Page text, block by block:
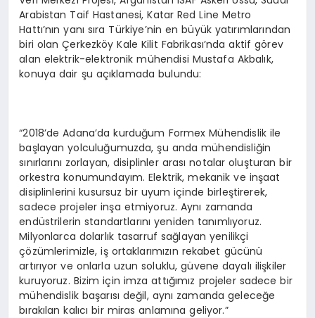
Arabistan Taif Hastanesi, Katar Red Line Metro
Hattı’nın yanı sıra Türkiye’nin en büyük yatırımlarından
biri olan Çerkezköy Kale Kilit Fabrikası’nda aktif görev
alan elektrik-elektronik mühendisi Mustafa Akbalık,
konuya dair şu açıklamada bulundu:
“2018’de Adana’da kurduğum Formex Mühendislik ile
başlayan yolculuğumuzda, şu anda mühendisliğin
sınırlarını zorlayan, disiplinler arası notalar oluşturan bir
orkestra konumundayım. Elektrik, mekanik ve inşaat
disiplinlerini kusursuz bir uyum içinde birleştirerek,
sadece projeler inşa etmiyoruz. Aynı zamanda
endüstrilerin standartlarını yeniden tanımlıyoruz.
Milyonlarca dolarlık tasarruf sağlayan yenilikçi
çözümlerimizle, iş ortaklarımızın rekabet gücünü
artırıyor ve onlarla uzun soluklu, güvene dayalı ilişkiler
kuruyoruz. Bizim için imza attığımız projeler sadece bir
mühendislik başarısı değil, aynı zamanda geleceğe
bırakılan kalıcı bir miras anlamına geliyor.”